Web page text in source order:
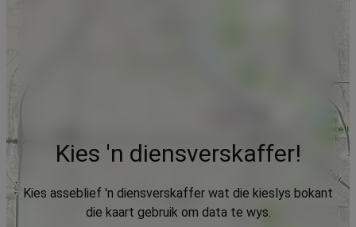
Kies 'n diensverskaffer!
Kies asseblief 'n diensverskaffer wat die kieslys bokant
die kaart gebruik om data te wys.